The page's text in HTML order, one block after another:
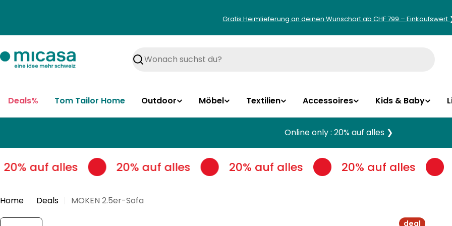
Gratis Heimlieferung an deinen Wunschort ab CHF 799.– Einkaufswert
Suchen
Deals% Tom Tailor Home Outdoor Möbel Textilien Accessoires Kids & Baby
Online only : 20% auf alles ❯
auf alles 20% auf alles 20% auf alles 20% auf alles
Home Deals MOKEN 2.5er-Sofa
deal